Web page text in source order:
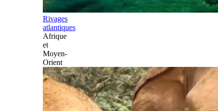
Rivages
atlantiques
Afrique
et
Moyen-
Orient